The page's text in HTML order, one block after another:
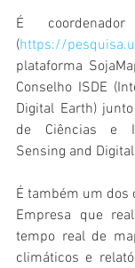
É
(https://
plataforma
Conselho ISDE
Digital Earth)
de Ciências e
Sensing and
É também um dos
Empresa que
tempo real de